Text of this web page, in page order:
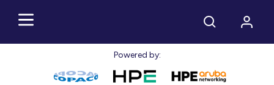
Powered by: